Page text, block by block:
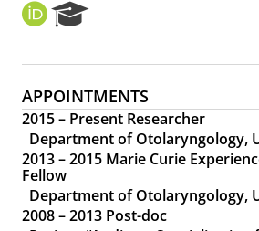
O
R
I
e
r
c
h
P
r
t
APPOINTMENTS
2015 – Present Researcher
Department of Otolaryngology,
2013 – 2015 Marie Curie
Fellow
Department of Otolaryngology,
2008 – 2013 Post-doc